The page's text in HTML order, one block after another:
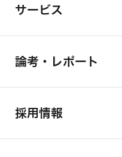
サービス
論考・レポート
採用情報